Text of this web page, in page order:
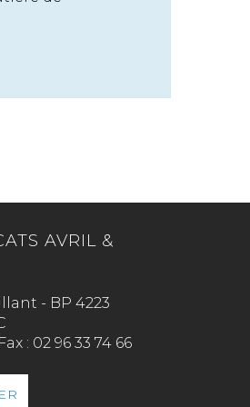
AVRIL &
- BP 4223
Fax : 02 96 33 74 66